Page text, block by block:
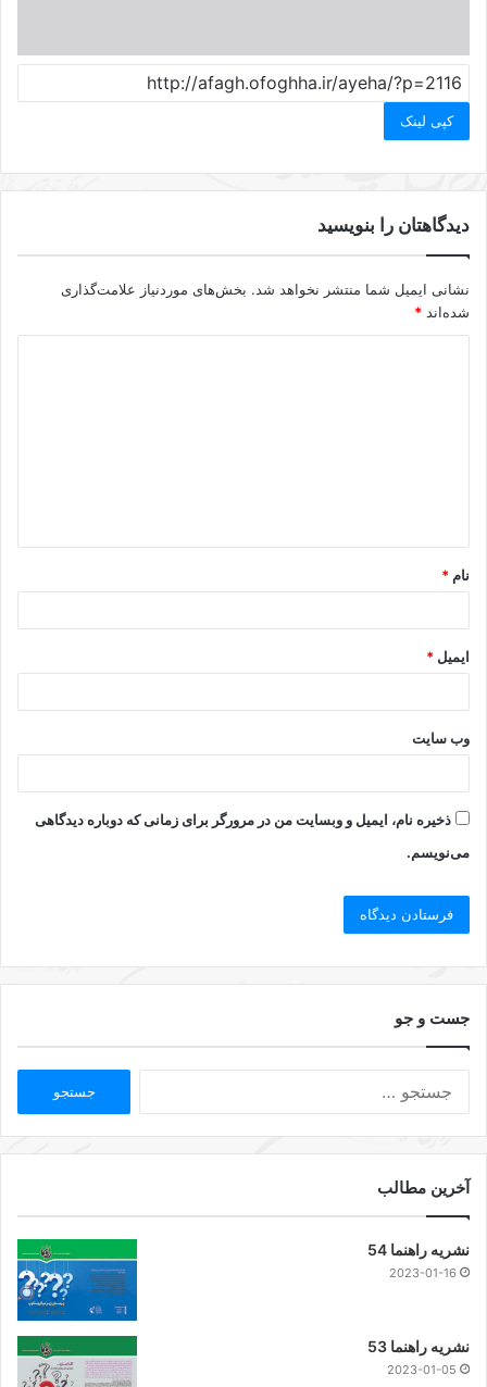
کپی لینک
دیدگاهتان را بنویسید
نشانی ایمیل شما منتشر نخواهد شد. بخش‌های موردنیاز علامت‌گذاری
شده‌اند *
*
نام *
ایمیل *
وب‌ سایت
ذخیره نام، ایمیل و وبسایت من در مرورگر برای زمانی که دوباره دیدگاهی
می‌نویسم.
جست و جو
آخرین مطالب
نشریه راهنما 54
2023-01-16
نشریه راهنما 53
2023-01-05